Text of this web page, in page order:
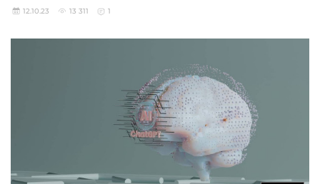
12.10.23 13 311 1